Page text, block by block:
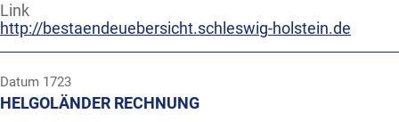
Link
http://bestaendeuebersicht.schleswig-holstein.de
Datum 1723
HELGOLÄNDER RECHNUNG